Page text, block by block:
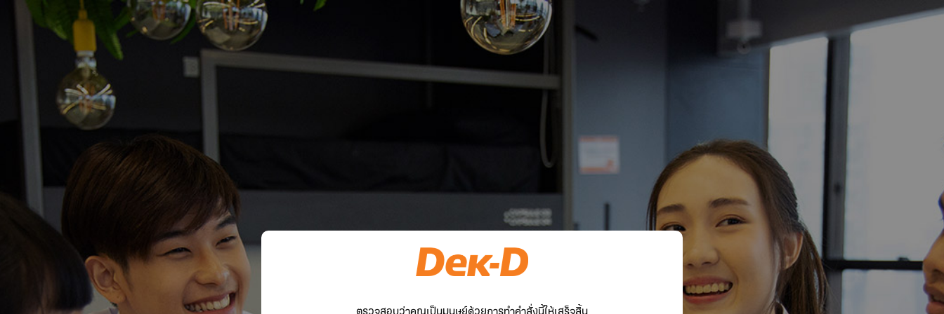
ตรวจสอบว่าคุณเป็นมนุษย์ด้วยการทำคำสั่งนี้ให้เสร็จสิ้น